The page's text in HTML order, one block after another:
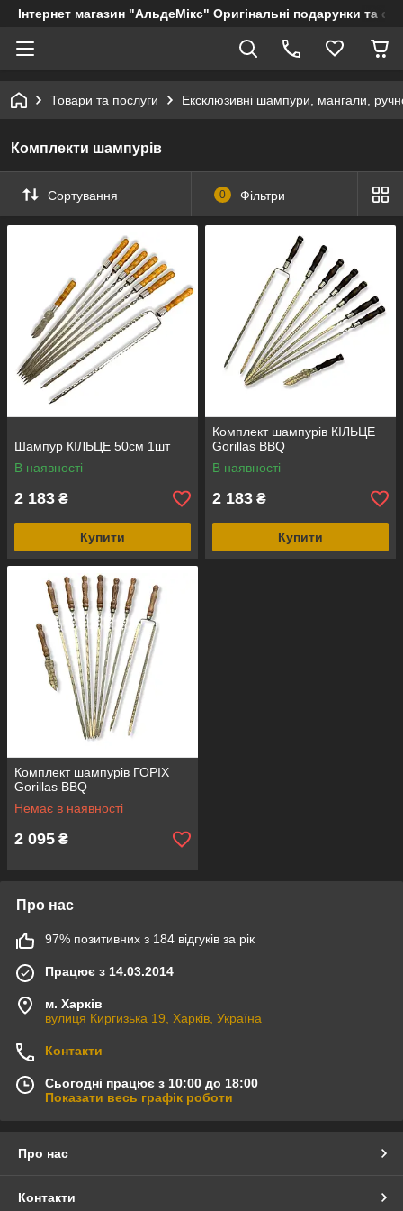
Інтернет магазин "АльдеМікс" Оригінальні подарунки та
Товари та послуги Ексклюзивні шампури, мангали,
Комплекти шампурів
Сортування 0 Фільтри
Шампур КІЛЬЦЕ 50см 1шт
В наявності
2 183 ₴
Купити
Комплект шампурів КІЛЬЦЕ
Gorillas BBQ
В наявності
2 183 ₴
Купити
Комплект шампурів ГОРІХ
Gorillas BBQ
Немає в наявності
2 095 ₴
Про нас
97% позитивних з 184 відгуків за рік
Працює з 14.03.2014
м. Харків
вулиця Киргизька 19, Харків, Україна
Контакти
Сьогодні працює з 10:00 до 18:00
Показати весь графік роботи
Про нас
Контакти